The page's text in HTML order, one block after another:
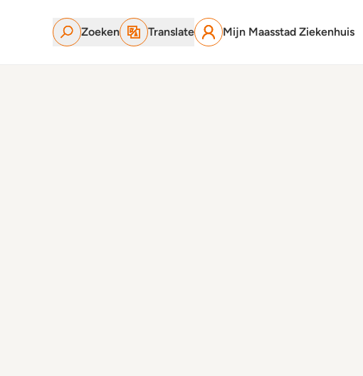
Zoeken Translate Mijn Maasstad Ziekenhuis